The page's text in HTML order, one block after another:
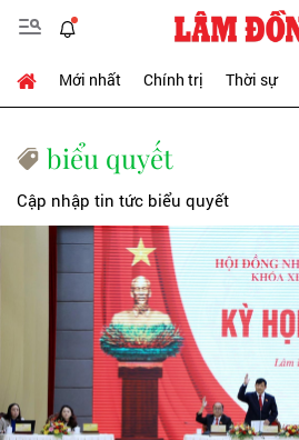
Mới nhất Chính trị Thời sự
biểu quyết
Cập nhập tin tức biểu quyết